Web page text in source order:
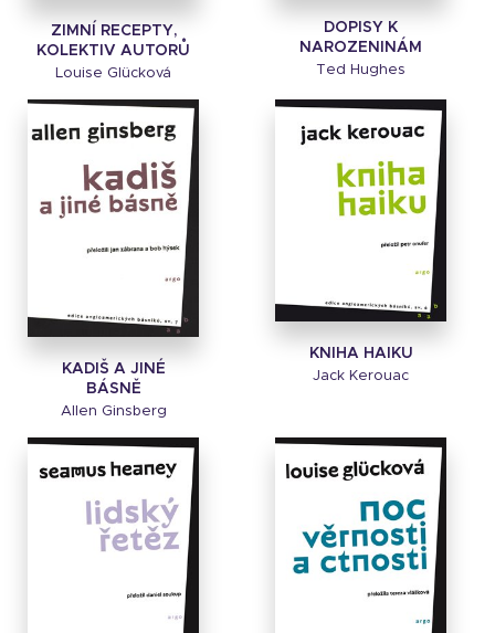
ZIMNÍ RECEPTY,
KOLEKTIV AUTORŮ
Louise Glücková
DOPISY K
NAROZENINÁM
Ted Hughes
KADIŠ A JINÉ
BÁSNĚ
Allen Ginsberg
KNIHA HAIKU
Jack Kerouac